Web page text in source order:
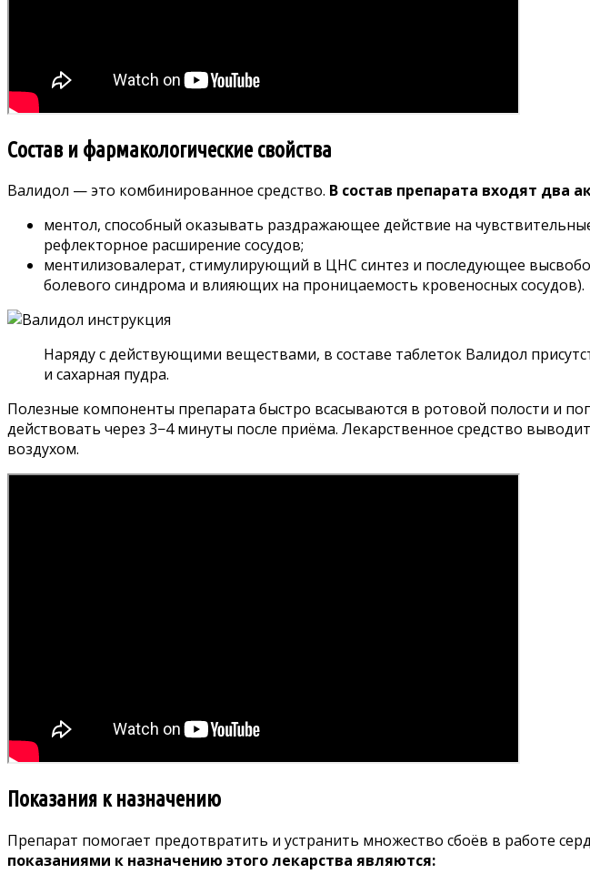
Состав и фармакологические свойства
Валидол — это комбинированное средство. В состав препарата входят два
ментол, способный оказывать раздражающее действие на
рефлекторное расширение сосудов;
ментилизовалерат, стимулирующий в ЦНС синтез и последующее
болевого синдрома и влияющих на проницаемость кровеносных сосудов).
Наряду с действующими веществами, в составе таблеток Валидол
и сахарная пудра.
Полезные компоненты препарата быстро всасываются в ротовой полости и
действовать через 3−4 минуты после приёма. Лекарственное средство
воздухом.
Показания к назначению
Препарат помогает предотвратить и устранить множество сбоёв в работе
показаниями к назначению этого лекарства являются: